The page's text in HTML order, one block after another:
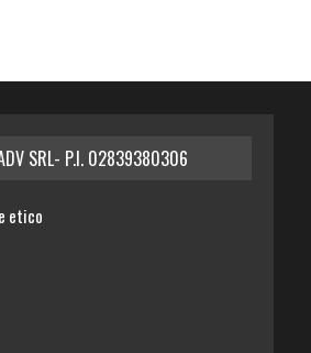
SRL- P.I. 02839380306
etico